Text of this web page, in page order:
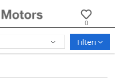
0
Filteri